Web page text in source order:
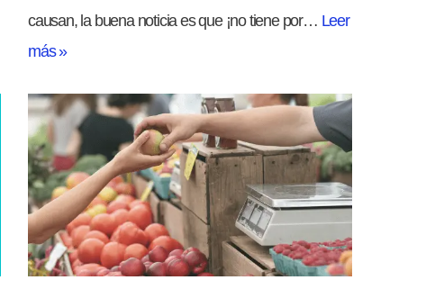
causan, la buena noticia es que ¡no tiene por… Leer
más »